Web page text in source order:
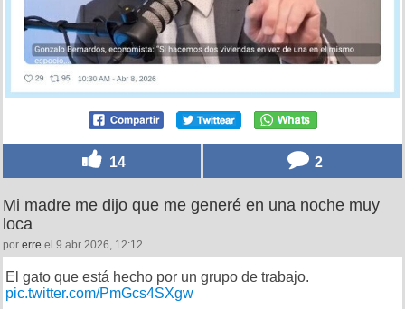
14 2
Mi madre me dijo que me generé en una noche muy
loca
por erre el 9 abr 2026, 12:12
El gato que está hecho por un grupo de trabajo.
pic.twitter.com/PmGcs4SXgw